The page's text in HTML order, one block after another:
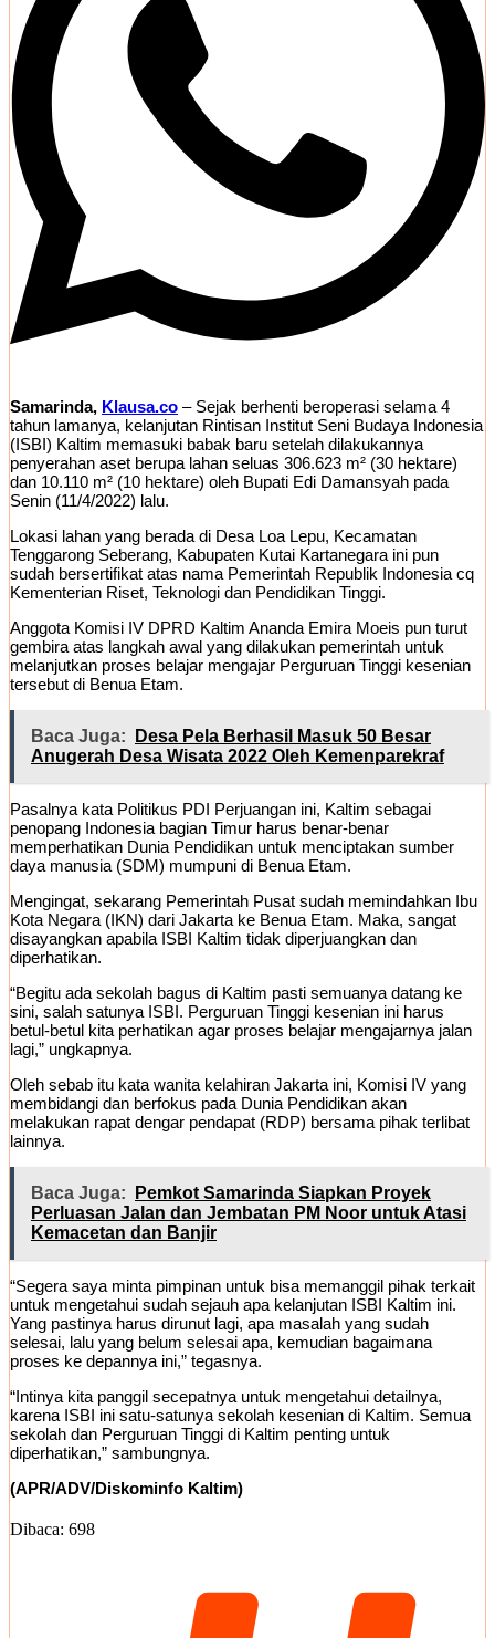
Samarinda, Klausa.co – Sejak berhenti beroperasi selama 4
tahun lamanya, kelanjutan Rintisan Institut Seni Budaya Indonesia
(ISBI) Kaltim memasuki babak baru setelah dilakukannya
penyerahan aset berupa lahan seluas 306.623 m² (30 hektare)
dan 10.110 m² (10 hektare) oleh Bupati Edi Damansyah pada
Senin (11/4/2022) lalu.
Lokasi lahan yang berada di Desa Loa Lepu, Kecamatan
Tenggarong Seberang, Kabupaten Kutai Kartanegara ini pun
sudah bersertifikat atas nama Pemerintah Republik Indonesia cq
Kementerian Riset, Teknologi dan Pendidikan Tinggi.
Anggota Komisi IV DPRD Kaltim Ananda Emira Moeis pun turut
gembira atas langkah awal yang dilakukan pemerintah untuk
melanjutkan proses belajar mengajar Perguruan Tinggi kesenian
tersebut di Benua Etam.
Baca Juga:
Desa Pela Berhasil Masuk 50 Besar
Anugerah Desa Wisata 2022 Oleh Kemenparekraf
Pasalnya kata Politikus PDI Perjuangan ini, Kaltim sebagai
penopang Indonesia bagian Timur harus benar-benar
memperhatikan Dunia Pendidikan untuk menciptakan sumber
daya manusia (SDM) mumpuni di Benua Etam.
Mengingat, sekarang Pemerintah Pusat sudah memindahkan Ibu
Kota Negara (IKN) dari Jakarta ke Benua Etam. Maka, sangat
disayangkan apabila ISBI Kaltim tidak diperjuangkan dan
diperhatikan.
“Begitu ada sekolah bagus di Kaltim pasti semuanya datang ke
sini, salah satunya ISBI. Perguruan Tinggi kesenian ini harus
betul-betul kita perhatikan agar proses belajar mengajarnya jalan
lagi,” ungkapnya.
Oleh sebab itu kata wanita kelahiran Jakarta ini, Komisi IV yang
membidangi dan berfokus pada Dunia Pendidikan akan
melakukan rapat dengar pendapat (RDP) bersama pihak terlibat
lainnya.
Baca Juga:
Pemkot Samarinda Siapkan Proyek
Perluasan Jalan dan Jembatan PM Noor untuk Atasi
Kemacetan dan Banjir
“Segera saya minta pimpinan untuk bisa memanggil pihak terkait
untuk mengetahui sudah sejauh apa kelanjutan ISBI Kaltim ini.
Yang pastinya harus dirunut lagi, apa masalah yang sudah
selesai, lalu yang belum selesai apa, kemudian bagaimana
proses ke depannya ini,” tegasnya.
“Intinya kita panggil secepatnya untuk mengetahui detailnya,
karena ISBI ini satu-satunya sekolah kesenian di Kaltim. Semua
sekolah dan Perguruan Tinggi di Kaltim penting untuk
diperhatikan,” sambungnya.
(APR/ADV/Diskominfo Kaltim)
Dibaca: 698